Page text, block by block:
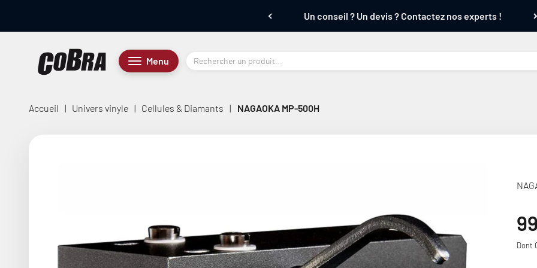
Un conseil ? Un devis ? Contactez nos experts !
Menu
Menu
Cobra.fr
Accueil | Univers vinyle | Cellules & Diamants | NAGAOKA MP-500H
Dont